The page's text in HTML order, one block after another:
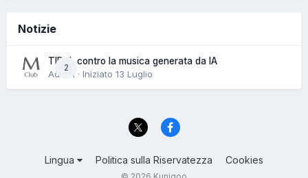
Notizie
2
TIDAL contro la musica generata da IA
Admin · Iniziato 13 Luglio
Lingua Politica sulla Riservatezza Cookies